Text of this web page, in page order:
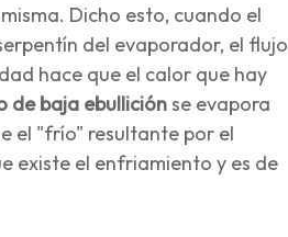
Dicho esto, cuando el
del evaporador, el flujo
hace que el calor que hay
de baja ebulliciónse evapora
el "frío" resultante por el
existe el enfriamiento y es de